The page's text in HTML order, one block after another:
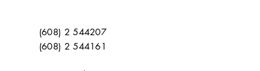
(608) 2 544207
(608) 2 544161